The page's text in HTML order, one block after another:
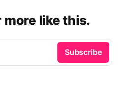
more like this.
Subscribe